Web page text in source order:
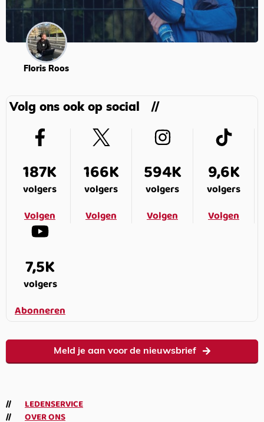
Floris Roos
Volg ons ook op social
187K
volgers
Volgen
166K
volgers
Volgen
594K
volgers
Volgen
9,6K
volgers
Volgen
7,5K
volgers
Abonneren
Meld je aan voor de nieuwsbrief
LEDENSERVICE
OVER ONS